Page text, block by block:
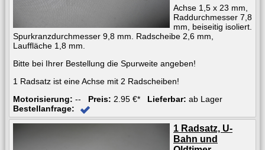
Achse 1,5 x 23 mm,
Raddurchmesser 7,8
mm, beiseitig isoliert.
Spurkranzdurchmesser 9,8 mm. Radscheibe 2,6 mm,
Lauffläche 1,8 mm.
Bitte bei Ihrer Bestellung die Spurweite angeben!
1 Radsatz ist eine Achse mit 2 Radscheiben!
Motorisierung: -- Preis: 2.95 €* Lieferbar: ab Lager
Bestellanfrage:
1 Radsatz, U-
Bahn und